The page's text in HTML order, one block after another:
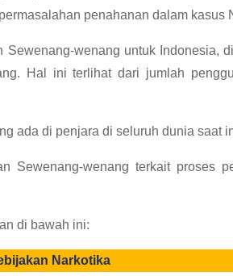
penahanan dalam kasus
wenang untuk Indonesia,
Hal ini terlihat dari jumlah
ada di penjara di seluruh dunia saat
wenang terkait proses
di bawah ini:
Narkotika